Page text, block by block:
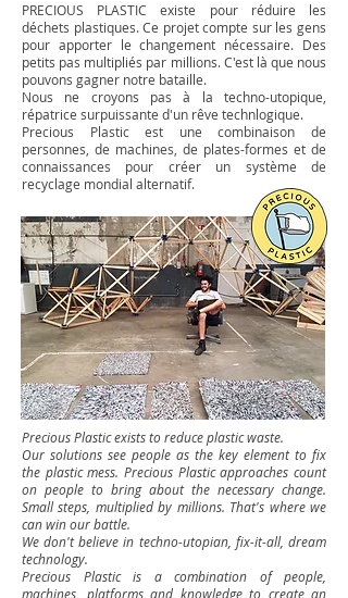
PRECIOUS PLASTIC existe pour réduire les
déchets plastiques. Ce projet compte sur les gens
pour apporter le changement nécessaire. Des
petits pas multipliés par millions. C'est là que nous
pouvons gagner notre bataille.
Nous ne croyons pas à la techno-utopique,
répatrice surpuissante d'un rêve technlogique.
Precious Plastic est une combinaison de
personnes, de machines, de plates-formes et de
connaissances pour créer un système de
recyclage mondial alternatif.
Precious Plastic exists to reduce plastic waste.
Our solutions see people as the key element to fix
the plastic mess. Precious Plastic approaches count
on people to bring about the necessary change.
Small steps, multiplied by millions. That's where we
can win our battle.
We don't believe in techno-utopian, fix-it-all, dream
technology.
Precious Plastic is a combination of people,
machines, platforms and knowledge to create an